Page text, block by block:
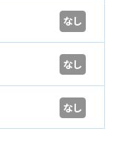
なし
なし
なし